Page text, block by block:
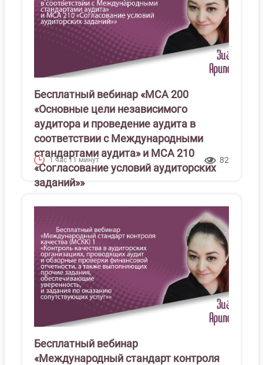
Бесплатный вебинар «МСА 200
«Основные цели независимого
аудитора и проведение аудита в
соответствии с Международными
стандартами аудита» и МСА 210
«Согласование условий аудиторских
заданий»»
1 час 11 минут 82
Бесплатный вебинар
«Международный стандарт контроля